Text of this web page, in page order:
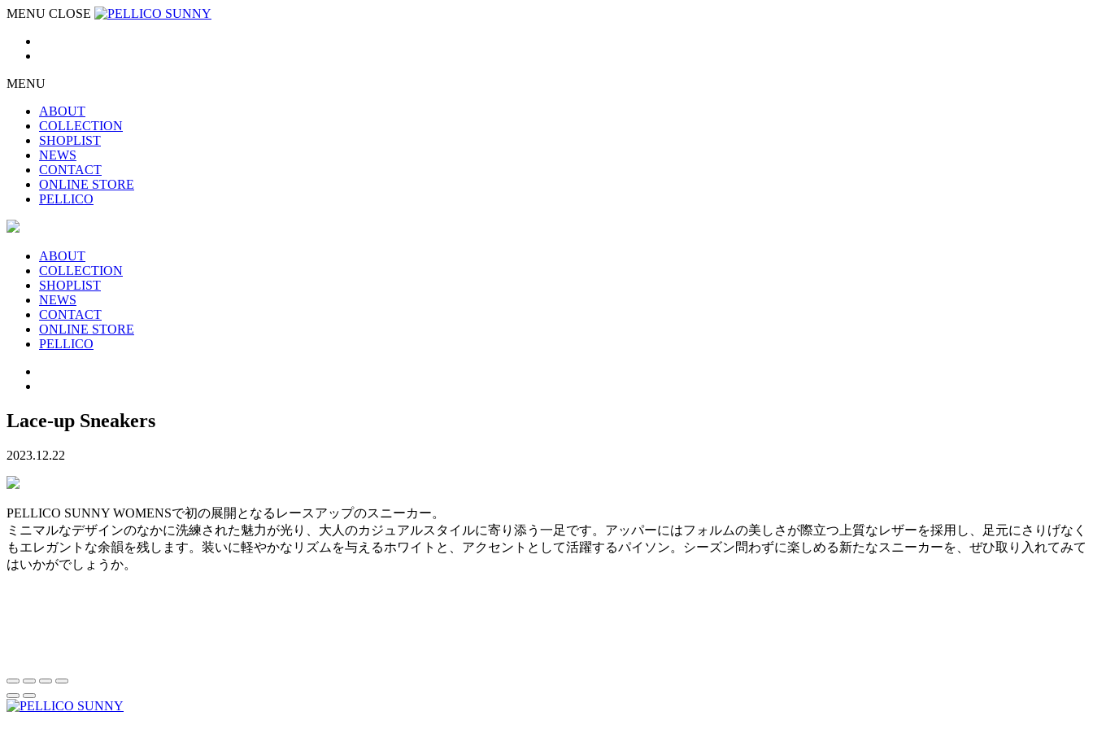
MENU CLOSE
MENU
ABOUT
COLLECTION
SHOPLIST
NEWS
CONTACT
ONLINE STORE
PELLICO
ABOUT
COLLECTION
SHOPLIST
NEWS
CONTACT
ONLINE STORE
PELLICO
Lace-up Sneakers
2023.12.22
PELLICO SUNNY WOMENSで初の展開となるレースアップのスニーカー。
ミニマルなデザインのなかに洗練された魅力が光り、大人のカジュアルスタイルに寄り添う一足です。アッパーにはフォルムの美しさが際立つ上質なレザーを採用し、足元にさりげなく
もエレガントな余韻を残します。装いに軽やかなリズムを与えるホワイトと、アクセントとして活躍するパイソン。シーズン問わずに楽しめる新たなスニーカーを、ぜひ取り入れてみて
はいかがでしょうか。